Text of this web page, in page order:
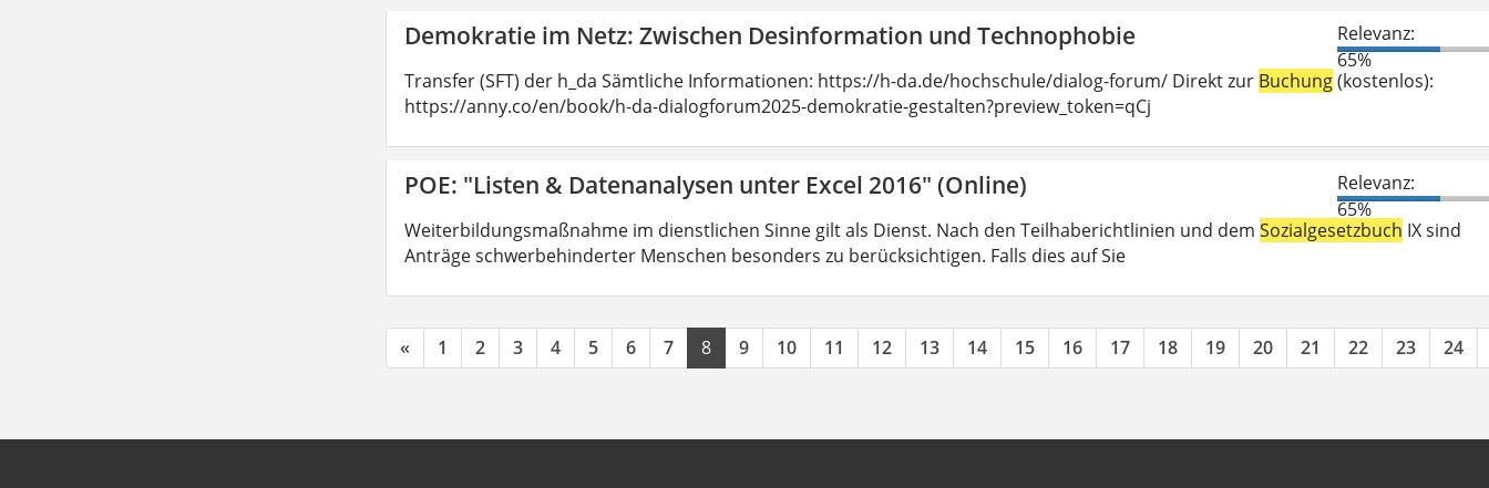
Demokratie im Netz: Zwischen Desinformation und Technophobie
Relevanz:
65%
Transfer (SFT) der h_da Sämtliche Informationen: https://h-da.de/hochschule/dialog-forum/ Direkt zur Buchung(kostenlos):
https://anny.co/en/book/h-da-dialogforum2025-demokratie-gestalten?preview_token=qCj
POE: "Listen & Datenanalysen unter Excel 2016" (Online)
Relevanz:
65%
Weiterbildungsmaßnahme im dienstlichen Sinne gilt als Dienst. Nach den Teilhaberichtlinien und dem Sozialgesetzbuch IX sind
Anträge schwerbehinderter Menschen besonders zu berücksichtigen. Falls dies auf Sie
« 1 2 3 4 5 6 7 8 9 10 11 12 13 14 15 16 17 18 19 20 21 22 23 24